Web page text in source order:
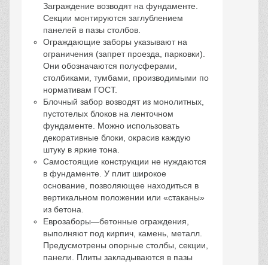
Заграждение возводят на фундаменте.
Секции монтируются заглублением
панелей в пазы столбов.
Ограждающие заборы указывают на
ограничения (запрет проезда, парковки).
Они обозначаются полусферами,
столбиками, тумбами, производимыми по
нормативам ГОСТ.
Блочный забор возводят из монолитных,
пустотелых блоков на ленточном
фундаменте. Можно использовать
декоративные блоки, окрасив каждую
штуку в яркие тона.
Самостоящие конструкции не нуждаются
в фундаменте. У плит широкое
основание, позволяющее находиться в
вертикальном положении или «стаканы»
из бетона.
Еврозаборы―бетонные ограждения,
выполняют под кирпич, камень, металл.
Предусмотрены опорные столбы, секции,
панели. Плиты закладываются в пазы